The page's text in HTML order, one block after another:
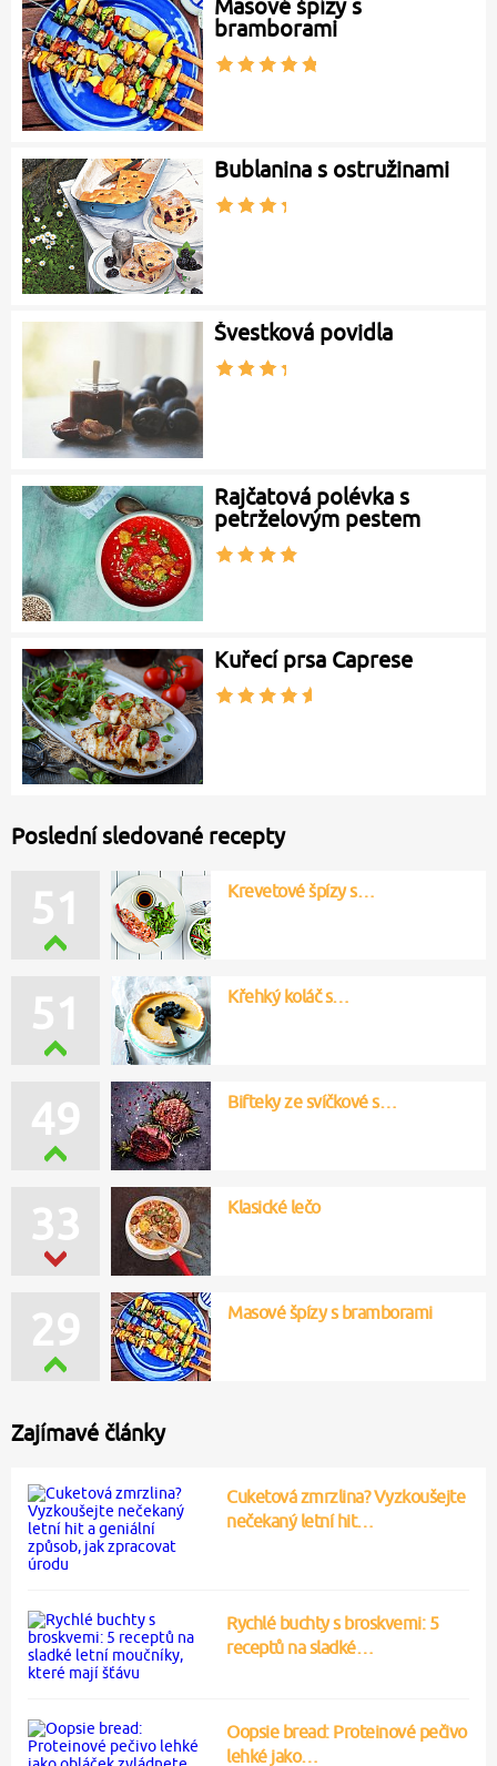
Masové špízy s
bramborami
Bublanina s ostružinami
Švestková povidla
Rajčatová polévka s
petrželovým pestem
Kuřecí prsa Caprese
Poslední sledované recepty
51 Krevetové špízy s…
51 Křehký koláč s…
49 Bifteky ze svíčkové s…
33 Klasické lečo
29 Masové špízy s bramborami
Zajímavé články
Cuketová zmrzlina? Vyzkoušejte
nečekaný letní hit…
Rychlé buchty s broskvemi: 5
receptů na sladké…
Oopsie bread: Proteinové pečivo
lehké jako…